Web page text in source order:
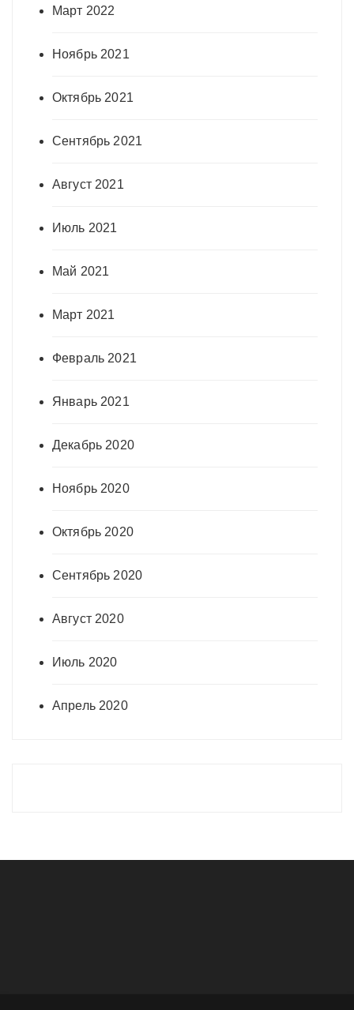
Март 2022
Ноябрь 2021
Октябрь 2021
Сентябрь 2021
Август 2021
Июль 2021
Май 2021
Март 2021
Февраль 2021
Январь 2021
Декабрь 2020
Ноябрь 2020
Октябрь 2020
Сентябрь 2020
Август 2020
Июль 2020
Апрель 2020